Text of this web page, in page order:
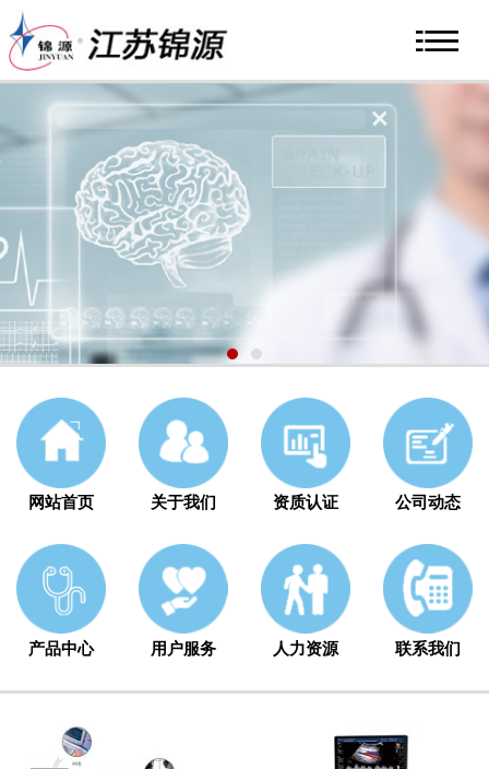
网站首页 关于我们 资质认证 公司动态
产品中心 用户服务 人力资源 联系我们